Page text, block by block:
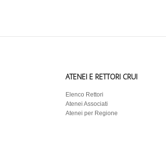
ATENEI E RETTORI CRUI
Elenco Rettori
Atenei Associati
Atenei per Regione